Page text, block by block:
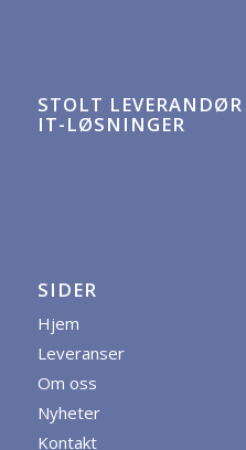
STOLT LEVERANDØR
IT-LØSNINGER
SIDER
Hjem
Leveranser
Om oss
Nyheter
Kontakt